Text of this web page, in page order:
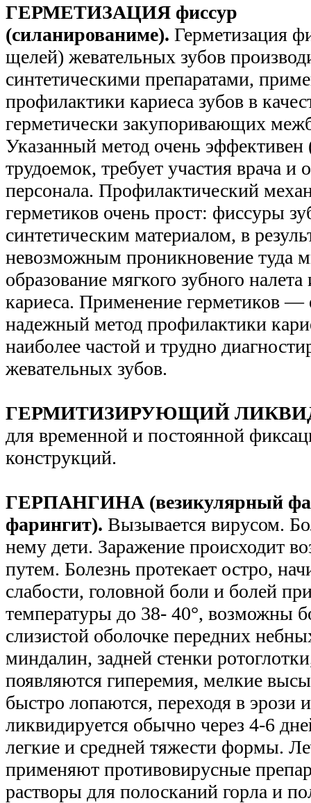
ГЕРМЕТИЗАЦИЯ фиссур
(силанированиме). Герметизация
щелей) жевательных зубов
синтетическими препаратами,
профилактики кариеса зубов в
герметически закупоривающих
Указанный метод очень эффективен
трудоемок, требует участия врача
персонала. Профилактический
герметиков очень прост: фиссуры
синтетическим материалом, в
невозможным проникновение туда
образование мягкого зубного
кариеса. Применение герметиков —
надежный метод профилактики
наиболее частой и трудно
жевательных зубов.
ГЕРМИТИЗИРУЮЩИЙ
для временной и постоянной
конструкций.
ГЕРПАНГИНА (везикулярный
фарингит). Вызывается вирусом.
нему дети. Заражение происходит
путем. Болезнь протекает остро,
слабости, головной боли и болей
температуры до 38- 40°, возможны
слизистой оболочке передних
миндалин, задней стенки
появляются гиперемия, мелкие
быстро лопаются, переходя в эрози
ликвидируется обычно через 4-6
легкие и средней тяжести формы.
применяют противовирусные
растворы для полосканий горла и